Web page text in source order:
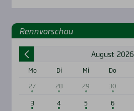
Renn­vor­schau
August 2026
Mo Di Mi Do
27
28 29 30
3
4 5 6